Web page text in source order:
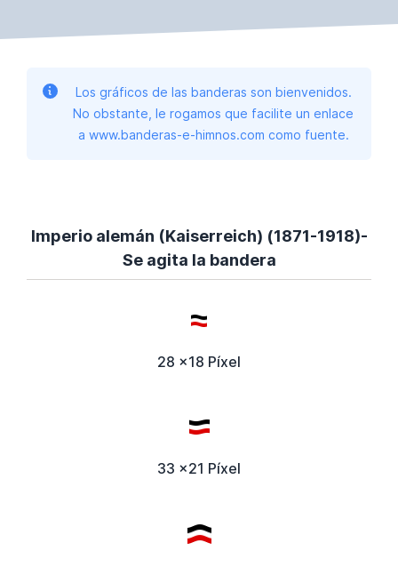
Los gráficos de las banderas son bienvenidos.
No obstante, le rogamos que facilite un enlace
a www.banderas-e-himnos.com como fuente.
Imperio alemán (Kaiserreich) (1871-1918)-
Se agita la bandera
28 x18 Píxel
33 x21 Píxel